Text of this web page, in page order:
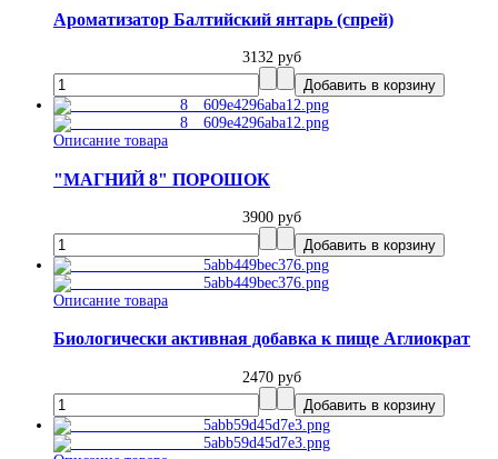
Ароматизатор Балтийский янтарь (спрей)
3132 руб
Описание товара
"МАГНИЙ 8" ПОРОШОК
3900 руб
Описание товара
Биологически активная добавка к пище Аглиократ
2470 руб